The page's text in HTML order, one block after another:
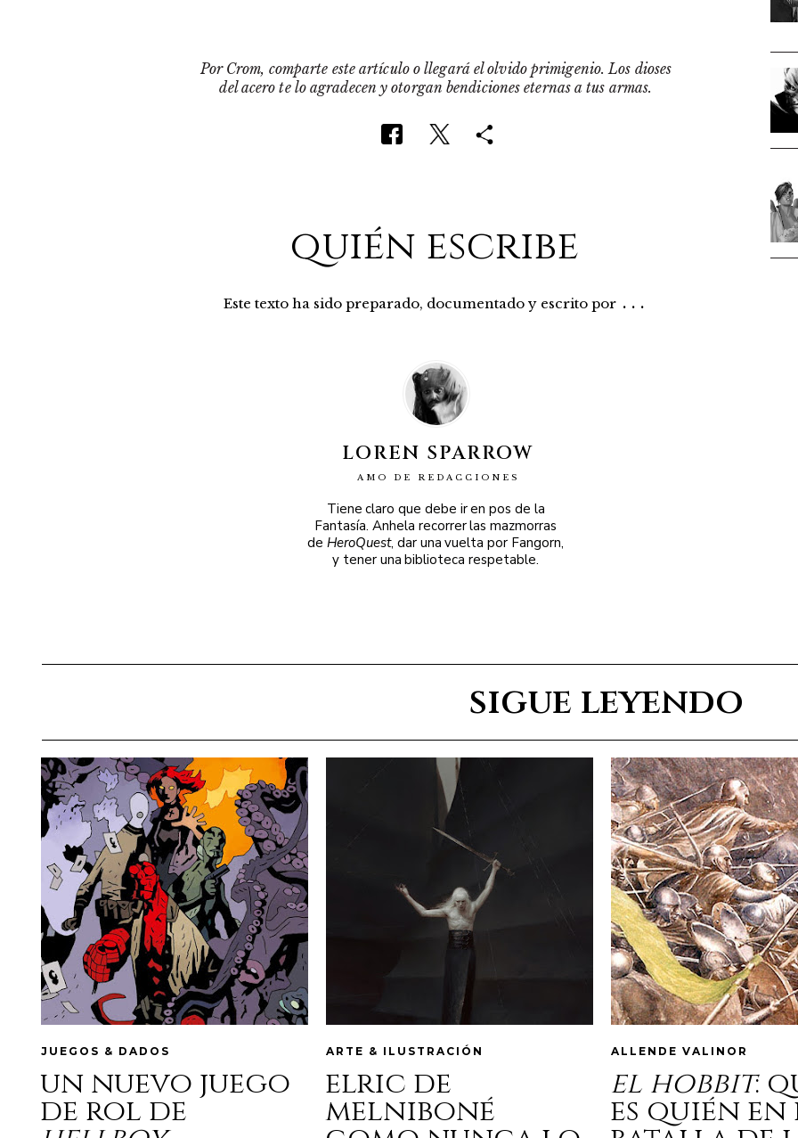
Por Crom, comparte este artículo o llegará el olvido primigenio. Los dioses
del acero te lo agradecen y otorgan bendiciones eternas a tus armas.
quién escribe
Este texto ha sido preparado, documentado y escrito por ...
LOREN SPARROW
AMO DE REDACCIONES
Tiene claro que debe ir en pos de la
Fantasía. Anhela recorrer las mazmorras
de HeroQuest, dar una vuelta por Fangorn,
y tener una biblioteca respetable.
sigue leyendo
JUEGOS & DADOS
un nuevo juego
de rol de
ARTE & ILUSTRACIÓN
elric de
melniboné
ALLENDE VALINOR
el hobbit:
es quién